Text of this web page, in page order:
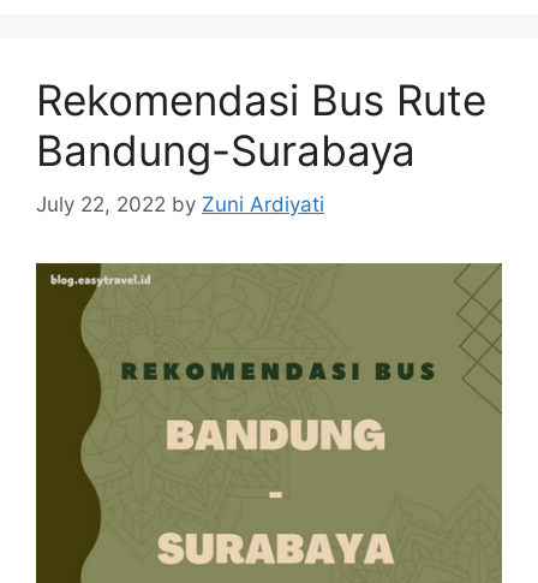
Rekomendasi Bus Rute
Bandung-Surabaya
July 22, 2022 by Zuni Ardiyati